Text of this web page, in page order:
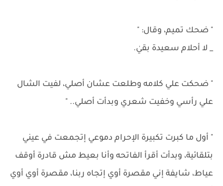
" ضحك تميم، وقال: "
_ لا أحلام سعيدة بقيٰ.
" ضحكت علي كلامه وطلعت عشان أصلي، لفيت الشال
علي رأسي وخفيت شعري وبدأت أصلي.. "
" أول ما كبرت تكبيرة الإحرام دموعي إتجمعت في عيني
بتلقائية، وبدأت أقرأ الفاتحه وأنا بعيط مش قادرة أوقف
عياط، شايفة إني مقصرة أوي إتجاه ربنا، مقصرة أوي أوي